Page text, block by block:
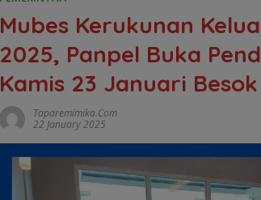
Mubes Kerukunan
2025, Panpel Buka
Kamis 23 Januari Besok
Taparemimika.com
22 January 2025